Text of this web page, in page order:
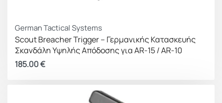
German Tactical Systems
Scout Breacher Trigger – Γερμανικής Κατασκευής
Σκανδάλη Υψηλής Απόδοσης για AR-15 / AR-10
185.00€